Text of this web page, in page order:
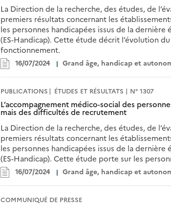
La Direction de la recherche, des études, de
premiers résultats concernant les
les personnes handicapées issus de la
(ES-Handicap). Cette étude décrit l’évolution
fonctionnement.
16/07/2024 Grand âge, handicap et
PUBLICATIONS ÉTUDES ET RÉSULTATS | N° 1307
L’accompagnement médico-social des
mais des difficultés de recrutement
La Direction de la recherche, des études, de
premiers résultats concernant les
les personnes handicapées issus de la
(ES-Handicap). Cette étude porte sur les
16/07/2024 Grand âge, handicap et
COMMUNIQUÉ DE PRESSE